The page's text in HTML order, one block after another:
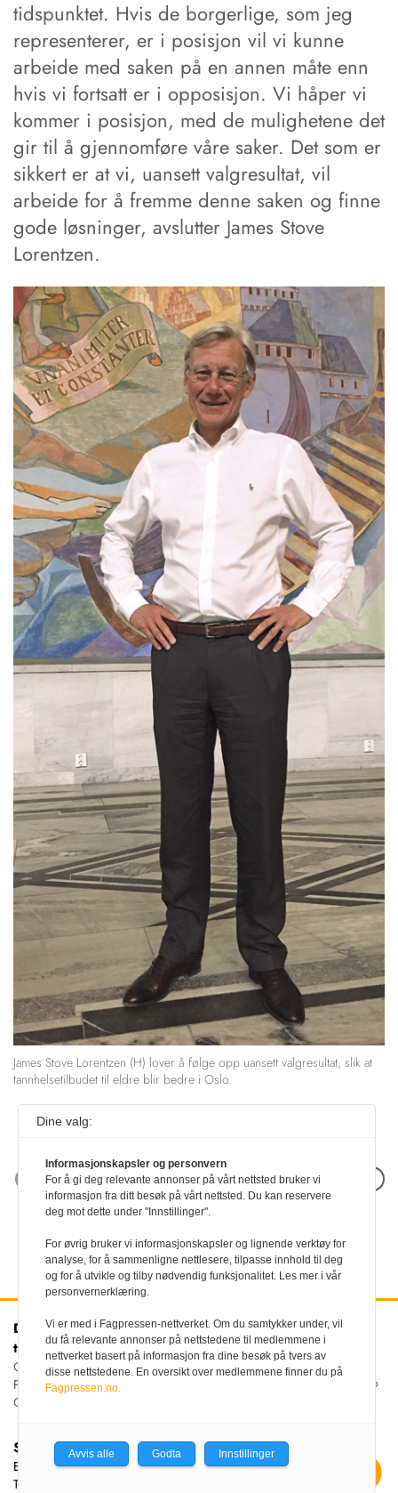
tidspunktet. Hvis de borgerlige, som jeg
representerer, er i posisjon vil vi kunne
arbeide med saken på en annen måte enn
hvis vi fortsatt er i opposisjon. Vi håper vi
kommer i posisjon, med de mulighetene det
gir til å gjennomføre våre saker. Det som er
sikkert er at vi, uansett valgresultat, vil
arbeide for å fremme denne saken og finne
gode løsninger, avslutter James Stove
Lorentzen.
James Stove Lorentzen (H) lover å følge opp uansett valgresultat, slik at
tannhelsetilbudet til eldre blir bedre i Oslo.
Neste artikkel
Den norske
tannlegeforenings Tidende
Christiania Torv 5, 0158 Oslo
Postboks 2073 Vika, 0125
OSLO
Kontakt oss
Tlf:22 54 74 00
E-post:
tidende@tannlegeforeningen.no
Sjefredaktør
Ellen Beate Dyvi
Tidende redigeres etter
Dine valg:
Informasjonskapsler og personvern
For å gi deg relevante annonser på vårt nettsted bruker vi
informasjon fra ditt besøk på vårt nettsted. Du kan reservere
deg mot dette under "Innstillinger".
For øvrig bruker vi informasjonskapsler og lignende verktøy for
analyse, for å sammenligne nettlesere, tilpasse innhold til deg
og for å utvikle og tilby nødvendig funksjonalitet. Les mer i vår
personvernerklæring.
Vi er med i Fagpressen-nettverket. Om du samtykker under, vil
du få relevante annonser på nettstedene til medlemmene i
nettverket basert på informasjon fra dine besøk på tvers av
disse nettstedene. En oversikt over medlemmene finner du på
Fagpressen.no.
Avvis alle Godta Innstillinger